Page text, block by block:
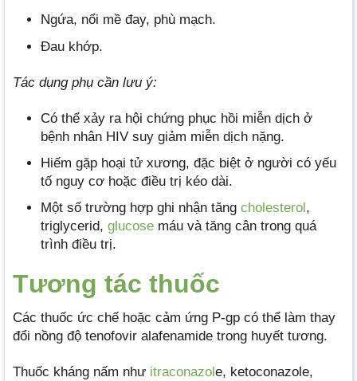
Ngứa, nổi mề đay, phù mạch.
Đau khớp.
Tác dụng phụ cần lưu ý:
Có thể xảy ra hội chứng phục hồi miễn dịch ở
bệnh nhân HIV suy giảm miễn dịch nặng.
Hiếm gặp hoại tử xương, đặc biệt ở người có yếu
tố nguy cơ hoặc điều trị kéo dài.
Một số trường hợp ghi nhận tăng cholesterol,
triglycerid, glucose máu và tăng cân trong quá
trình điều trị.
Tương tác thuốc
Các thuốc ức chế hoặc cảm ứng P-gp có thể làm thay
đổi nồng độ tenofovir alafenamide trong huyết tương.
Thuốc kháng nấm như itraconazol e, ketoconazole,